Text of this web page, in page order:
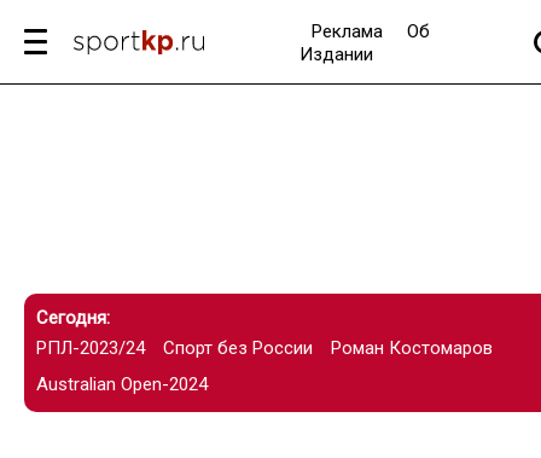
Реклама
Об
Издании
Сегодня:
РПЛ-2023/24
Спорт без России
Роман Костомаров
Australian Open-2024